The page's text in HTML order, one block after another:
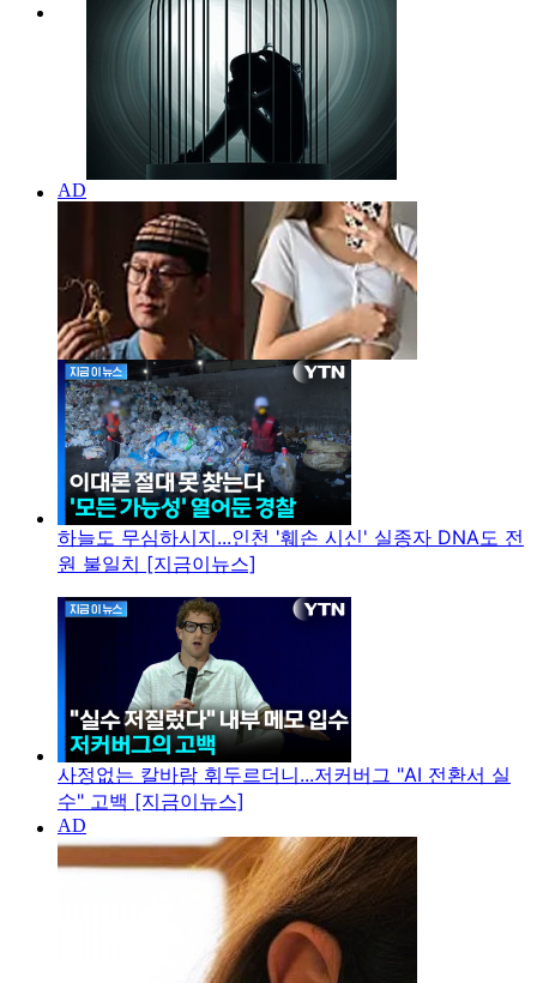
하늘도 무심하시지...인천 '훼손 시신' 실종자 DNA도 전
원 불일치 [지금이뉴스]
사정없는 칼바람 휘두르더니...저커버그 "AI 전환서 실
수" 고백 [지금이뉴스]